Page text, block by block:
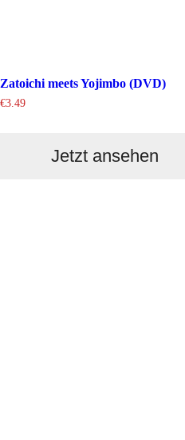
Zatoichi meets Yojimbo (DVD)
€3.49
Jetzt ansehen